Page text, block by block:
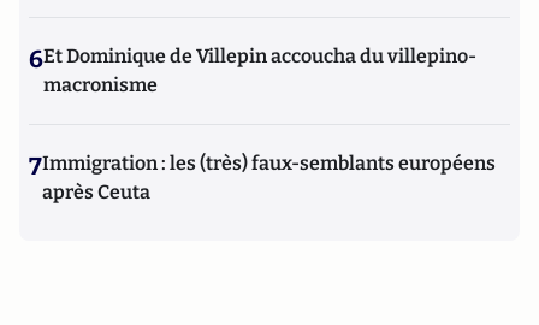
6Et Dominique de Villepin accoucha du villepino-
macronisme
7Immigration : les (très) faux-semblants européens
après Ceuta